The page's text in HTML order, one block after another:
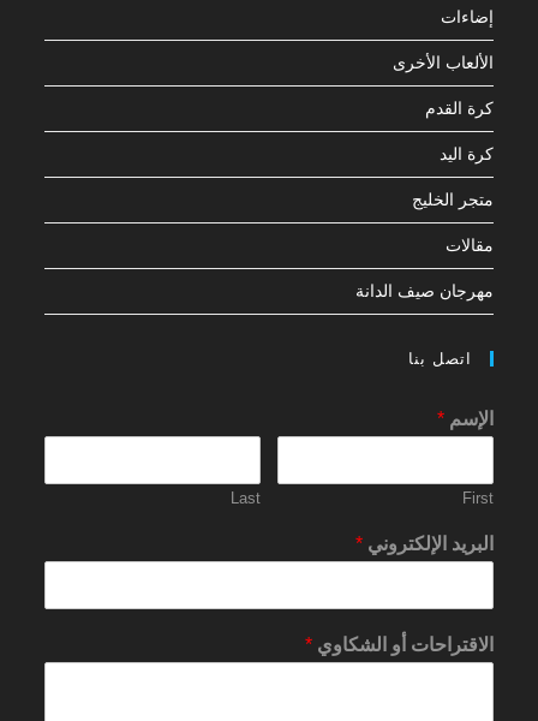
إضاءات
الألعاب الأخرى
كرة القدم
كرة اليد
متجر الخليج
مقالات
مهرجان صيف الدانة
اتصل بنا
الإسم*
First
Last
البريد الإلكتروني*
الاقتراحات أو الشكاوي*